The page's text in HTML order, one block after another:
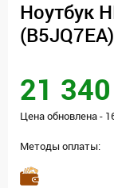
Ноутбук
21
Цена обновлена -
Методы оплаты: